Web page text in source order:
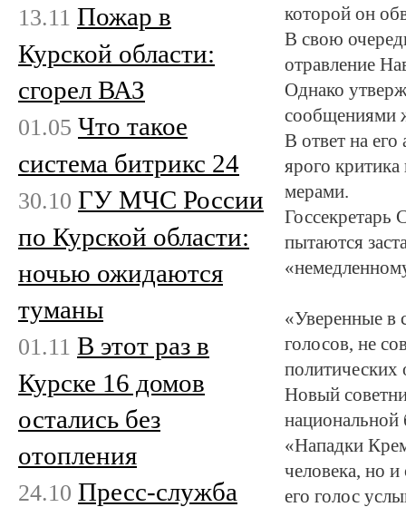
которой он
В свою
отравление
Однако
сообщениями
В ответ на
ярого
мерами.
пытаются
«Уверенные в
голосов, не
политических
Новый
национальной
«Нападки
человека, но
его голос
13.11 Пожар в
Курской области:
сгорел ВАЗ
01.05 Что такое
система битрикс 24
30.10 ГУ МЧС России
по Курской области:
ночью ожидаются
туманы
01.11 В этот раз в
Курске 16 домов
остались без
отопления
24.10 Пресс-служба